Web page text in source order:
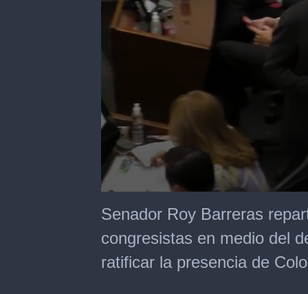
seconds
of
seconds
Senador Roy Barreras
congresistas en medio del
ratificar la presencia de